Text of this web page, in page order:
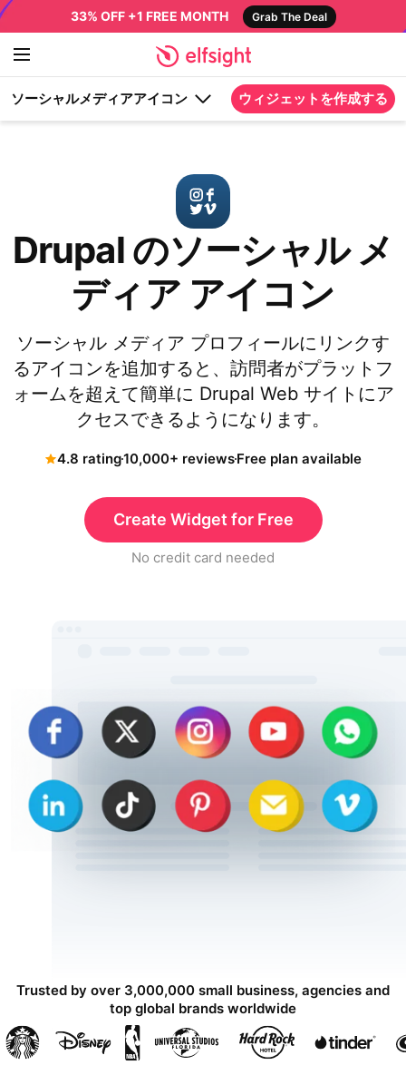
33% OFF +1 FREE MONTH Grab The Deal
ソーシャルメディアアイコン ウィジェットを作成する
Drupal のソーシャル メ
ディア アイコン
ソーシャル メディア プロフィールにリンクす
るアイコンを追加すると、訪問者がプラットフ
ォームを超えて簡単に Drupal Web サイトにア
クセスできるようになります。
4.8 rating10,000+ reviewsFree plan available
Create Widget for Free
No credit card needed
Trusted by over 3,000,000 small business, agencies and
top global brands worldwide